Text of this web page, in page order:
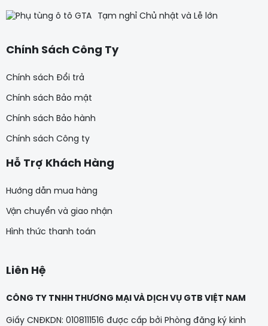
Tạm nghỉ Chủ nhật và Lễ lớn
Chính Sách Công Ty
Chính sách Đổi trả
Chính sách Bảo mật
Chính sách Bảo hành
Chính sách Công ty
Hỗ Trợ Khách Hàng
Hướng dẫn mua hàng
Vận chuyển và giao nhận
Hình thức thanh toán
Liên Hệ
CÔNG TY TNHH THƯƠNG MẠI VÀ DỊCH VỤ GTB VIỆT NAM
Giấy CNĐKDN: 0108111516 được cấp bởi Phòng đăng ký kinh